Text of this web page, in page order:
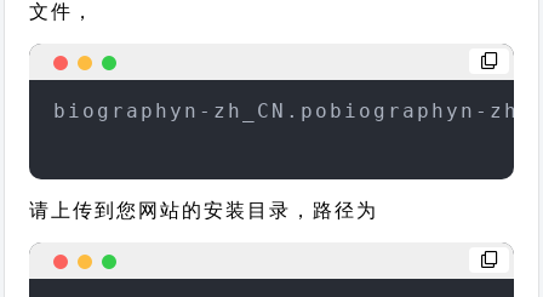
文件，
biographyn-zh_CN.pobiographyn-
请上传到您网站的安装目录，路径为